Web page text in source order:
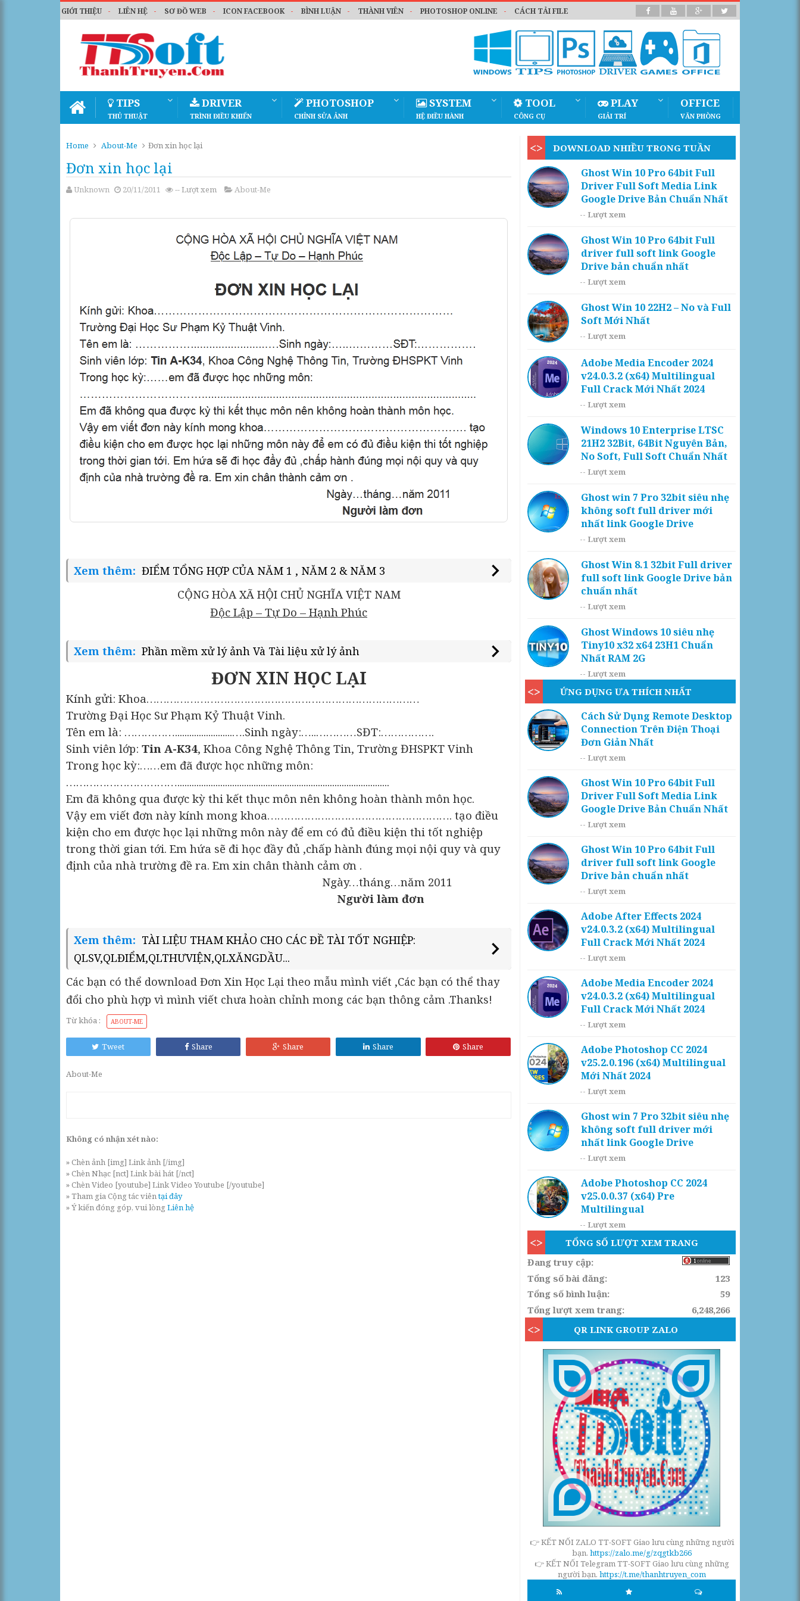
GIỚI THIỆU LIÊN HỆ SƠ ĐỒ WEB ICON FACEBOOK BÌNH LUẬN THÀNH VIÊN PHOTOSHOP ONLINE CÁCH TẢI FILE
TIPS
THỦ THUẬT
DRIVER
TRÌNH ĐIỀU KHIỂN
PHOTOSHOP
CHỈNH SỬA ẢNH
SYSTEM
HỆ ĐIỀU HÀNH
TOOL
CÔNG CỤ
PLAY
GIẢI TRÍ
OFFICE
VĂN PHÒNG
Home About-Me Đơn xin học lại
Đơn xin học lại
Unknown 20/11/2011 --Lượt xem About-Me
Xem thêm: ĐIỂM TỔNG HỢP CỦA NĂM 1 , NĂM 2 & NĂM 3
CỘNG HÒA XÃ HỘI CHỦ NGHĨA VIỆT NAM
Độc Lập – Tự Do – Hạnh Phúc
Xem thêm: Phần mềm xử lý ảnh Và Tài liệu xử lý ảnh
ĐƠN XIN HỌC LẠI
Kính gửi: Khoa………………………………………………………………………
Trường Đại Học Sư Phạm Kỷ Thuật Vinh.
Tên em là: ……………........................….Sinh ngày:…..…………SĐT:…………….
Sinh viên lớp: Tin A-K34, Khoa Công Nghệ Thông Tin, Trường ĐHSPKT Vinh
Trong học kỳ:……em đã được học những môn:
…………………………….........................................................................................
Em đã không qua được kỳ thi kết thục môn nên không hoàn thành môn học.
Vậy em viết đơn này kính mong khoa………………………………………………. tạo điều
kiện cho em được học lại những môn này để em có đủ điều kiện thi tốt nghiệp
trong thời gian tới. Em hứa sẽ đi học đầy đủ ,chấp hành đúng mọi nội quy và quy
định của nhà trường đề ra. Em xin chân thành cảm ơn .
Ngày…tháng…năm 2011
Người làm đơn
Xem thêm: TÀI LIỆU THAM KHẢO CHO CÁC ĐỀ TÀI TỐT NGHIỆP:
QLSV,QLĐIỂM,QLTHƯVIỆN,QLXĂNGDẦU...
Các bạn có thể download Đơn Xin Học Lại theo mẫu mình viết ,Các bạn có thể thay
đổi cho phù hợp vì mình viết chưa hoàn chỉnh mong các bạn thông cảm .Thanks!
Từ khóa : ABOUT-ME
Tweet Share Share Share Share
About-Me
Không có nhận xét nào:
» Chèn ảnh [img] Link ảnh [/img]
» Chèn Nhạc [nct] Link bài hát [/nct]
» Chèn Video [youtube] Link Video Youtube [/youtube]
» Tham gia Cộng tác viêntại đây
» Ý kiến đóng góp, vui lòngLiên hệ
DOWNLOAD NHIỀU TRONG TUẦN
Ghost Win 10 Pro 64bit Full
Driver Full Soft Media Link
Google Drive Bản Chuẩn Nhất
-- Lượt xem
Ghost Win 10 Pro 64bit Full
driver full soft link Google
Drive bản chuẩn nhất
-- Lượt xem
Ghost Win 10 22H2 – No và Full
Soft Mới Nhất
-- Lượt xem
Adobe Media Encoder 2024
v24.0.3.2 (x64) Multilingual
Full Crack Mới Nhất 2024
-- Lượt xem
Windows 10 Enterprise LTSC
21H2 32Bit, 64Bit Nguyên Bản,
No Soft, Full Soft Chuẩn Nhất
-- Lượt xem
Ghost win 7 Pro 32bit siêu nhẹ
không soft full driver mới
nhất link Google Drive
-- Lượt xem
Ghost Win 8.1 32bit Full driver
full soft link Google Drive bản
chuẩn nhất
-- Lượt xem
Ghost Windows 10 siêu nhẹ
Tiny10 x32 x64 23H1 Chuẩn
Nhất RAM 2G
-- Lượt xem
ỨNG DỤNG ƯA THÍCH NHẤT
Cách Sử Dụng Remote Desktop
Connection Trên Điện Thoại
Đơn Giản Nhất
-- Lượt xem
Ghost Win 10 Pro 64bit Full
Driver Full Soft Media Link
Google Drive Bản Chuẩn Nhất
-- Lượt xem
Ghost Win 10 Pro 64bit Full
driver full soft link Google
Drive bản chuẩn nhất
-- Lượt xem
Adobe After Effects 2024
v24.0.3.2 (x64) Multilingual
Full Crack Mới Nhất 2024
-- Lượt xem
Adobe Media Encoder 2024
v24.0.3.2 (x64) Multilingual
Full Crack Mới Nhất 2024
-- Lượt xem
Adobe Photoshop CC 2024
v25.2.0.196 (x64) Multilingual
Mới Nhất 2024
-- Lượt xem
Ghost win 7 Pro 32bit siêu nhẹ
không soft full driver mới
nhất link Google Drive
-- Lượt xem
Adobe Photoshop CC 2024
v25.0.0.37 (x64) Pre
Multilingual
-- Lượt xem
TỔNG SỐ LƯỢT XEM TRANG
Đang truy cập:
Tổng số bài đăng:
123
Tổng số bình luận:
59
Tổng lượt xem trang:
6,248,266
QR LINK GROUP ZALO
👉 KẾT NỐI ZALO TT-SOFT Giao lưu cùng những người
bạn. https://zalo.me/g/zqgtkb266
👉 KẾT NỐI Telegram TT-SOFT Giao lưu cùng những
người bạn. https://t.me/thanhtruyen_com